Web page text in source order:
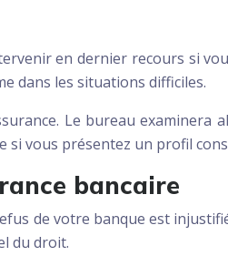
en dernier recours si
dans les situations difficiles.
Le bureau
vous présentez un profil
bancaire
de votre banque est
du droit.